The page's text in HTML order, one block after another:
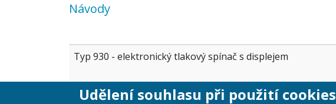
Návody
Typ 930 - elektronický tlakový spínač s displejem
Udělení souhlasu při použití cookies